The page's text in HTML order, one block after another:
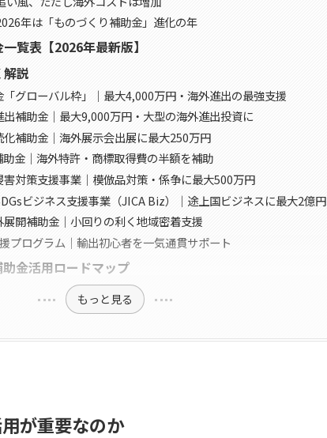
年は「ものづくり補助金」進化の年
覧表【2026年最新版】
説
グローバル枠」｜最大4,000万円・海外進出の最強支援
補助金｜最大9,000万円・大型の海外進出投資に
補助金｜海外展示会出展に最大250万円
金｜海外特許・商標取得費の半額を補助
対策支援事業｜模倣品対策・係争に最大500万円
ビジネス支援事業（JICA Biz）｜途上国ビジネスに最大2億円
開補助金｜小回りの利く地域密着支援
プログラム｜輸出初心者を一気通貫サポート
金活用ロードマップ
もっと見る
が重要なのか